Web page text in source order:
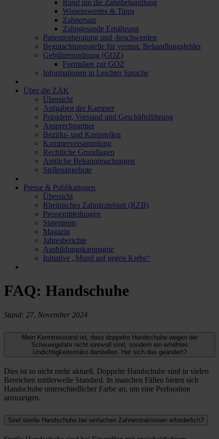
Rund um die Zahnbehandlung
Wissenswertes & Tipps
Zahnersatz
Zahngesunde Ernährung
Patientenberatung und -beschwerden
Begutachtungsstelle für vermut. Behandlungsfehler
Gebührenordnung (GOZ)
Formulare zur GOZ
Informationen in Leichter Sprache
Über die ZÄK
Übersicht
Aufgaben der Kammer
Präsident, Vorstand und Geschäftsführung
Ansprechpartner
Bezirks- und Kreisstellen
Kammerversammlung
Rechtliche Grundlagen
Amtliche Bekanntmachungen
Stellenangebote
Presse & Publikationen
Übersicht
Rheinisches Zahnärzteblatt (RZB)
Pressemitteilungen
Statements
Magazin
Jahresberichte
Ausbildungskampagne
Initiative „Mund auf gegen Krebs“
FAQ: Handschuhe
Stand: 27. November 2024
Mein Kenntnisstand ist, dass doppelte Handschuhe wegen der
Scheuergefahr nicht sinnvoll sind, sondern ein erhöhtes
Undichtigkeitsrisiko darstellen. Hat sich das geändert?
Dies ist so nicht mehr aktuell. Doppelte Handschuhe sind in vielen
Bereichen mittlerweile Standard. In manchen Fällen bieten sich
Handschuhe unterschiedlicher Farbe an, um eine Perforation
anzuzeigen.
Sind sterile Handschuhe bei einfachen Zahnextraktionen erforderlich?